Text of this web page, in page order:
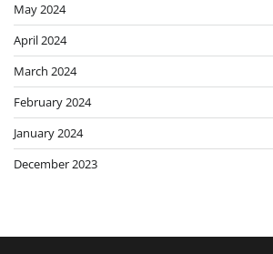
May 2024
April 2024
March 2024
February 2024
January 2024
December 2023